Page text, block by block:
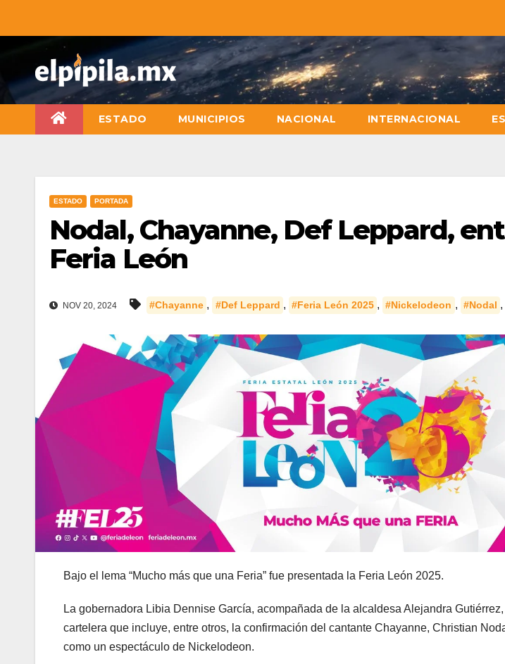
ESTADO MUNICIPIOS NACIONAL INTERNACIONAL
ESTADO PORTADA
Nodal, Chayanne, Def Leppard,
Feria León
NOV 20, 2024 #Chayanne , #Def Leppard , #Feria León 2025 , #Nickelodeon , #Nodal ,
Bajo el lema “Mucho más que una Feria” fue presentada la Feria León 2025.
La gobernadora Libia Dennise García, acompañada de la alcaldesa Alejandra
cartelera que incluye, entre otros, la confirmación del cantante Chayanne, Christian
como un espectáculo de Nickelodeon.